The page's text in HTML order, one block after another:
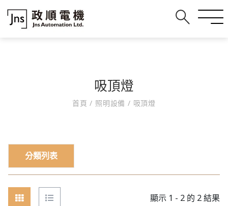
吸頂燈
首頁/ 照明設備 / 吸頂燈
分類列表
顯示 1 - 2 的 2 結果